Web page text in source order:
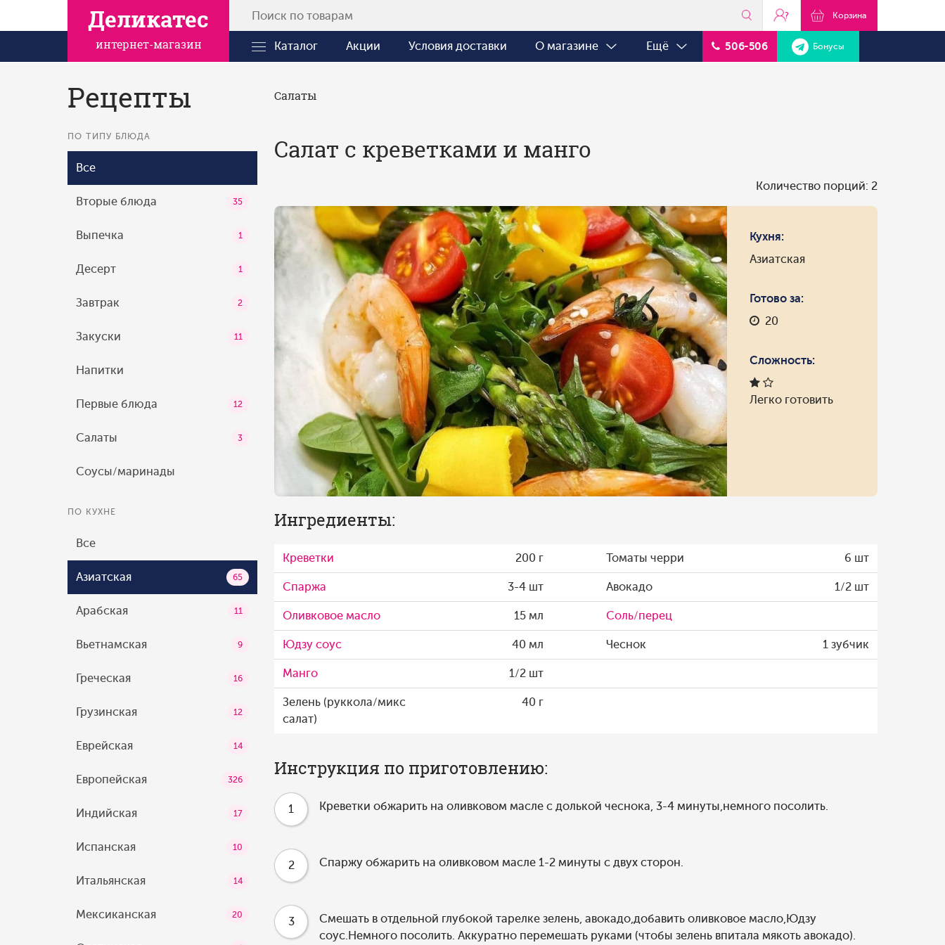
Деликатес
интернет-магазин
? Корзина
Каталог Акции Условия доставки О магазине Ещё 506-506 Бонусы
Рецепты
ПО ТИПУ БЛЮДА
Все
Вторые блюда 35
Выпечка 1
Десерт 1
Завтрак 2
Закуски 11
Напитки
Первые блюда 12
Салаты 3
Соусы/маринады
ПО КУХНЕ
Все
Азиатская 65
Арабская 11
Вьетнамская 9
Греческая 16
Грузинская 12
Еврейская 14
Европейская 326
Индийская 17
Испанская 10
Итальянская 14
Мексиканская 20
Салаты
Салат с креветками и манго
Количество порций: 2
Кухня:
Азиатская
Готово за:
20
Сложность:
Легко готовить
Ингредиенты:
Креветки 200 г Томаты черри 6 шт
Спаржа 3-4 шт Авокадо 1/2 шт
Оливковое масло 15 мл Соль/перец
Юдзу соус 40 мл Чеснок 1 зубчик
Манго 1/2 шт
Зелень (руккола/микс
салат)
40 г
Инструкция по приготовлению:
1 Креветки обжарить на оливковом масле с долькой чеснока, 3-4 минуты,немного посолить.
2 Спаржу обжарить на оливковом масле 1-2 минуты с двух сторон.
3
Смешать в отдельной глубокой тарелке зелень, авокадо,добавить оливковое масло,Юдзу
соус.Немного посолить. Аккуратно перемешать руками (чтобы зелень впитала мякоть авокадо).